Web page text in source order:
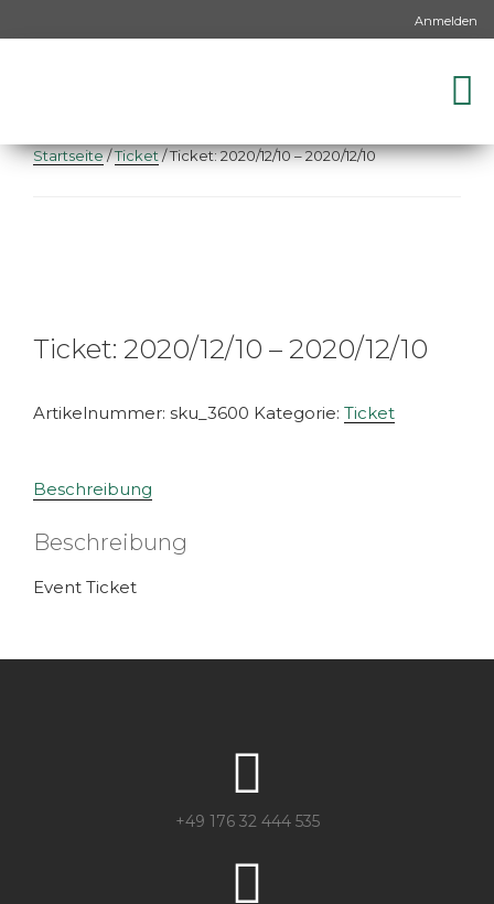
Anmelden
Startseite/Ticket/ Ticket: 2020/12/10 – 2020/12/10
Ticket: 2020/12/10 – 2020/12/10
Artikelnummer: sku_3600 Kategorie: Ticket
Beschreibung
Beschreibung
Event Ticket
+49 176 32 444 535